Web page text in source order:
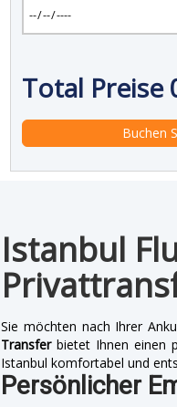
Total Preise
Istanbul
Sie möchten nach Ihrer
Transferbietet Ihnen einen
Istanbul komfortabel und
Persönlicher